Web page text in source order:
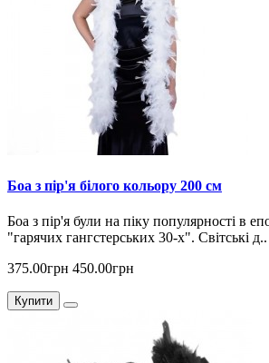
Боа з пір'я білого кольору 200 см
Боа з пір'я були на піку популярності в
"гарячих гангстерських 30-х". Світські д..
375.00грн 450.00грн
Купити